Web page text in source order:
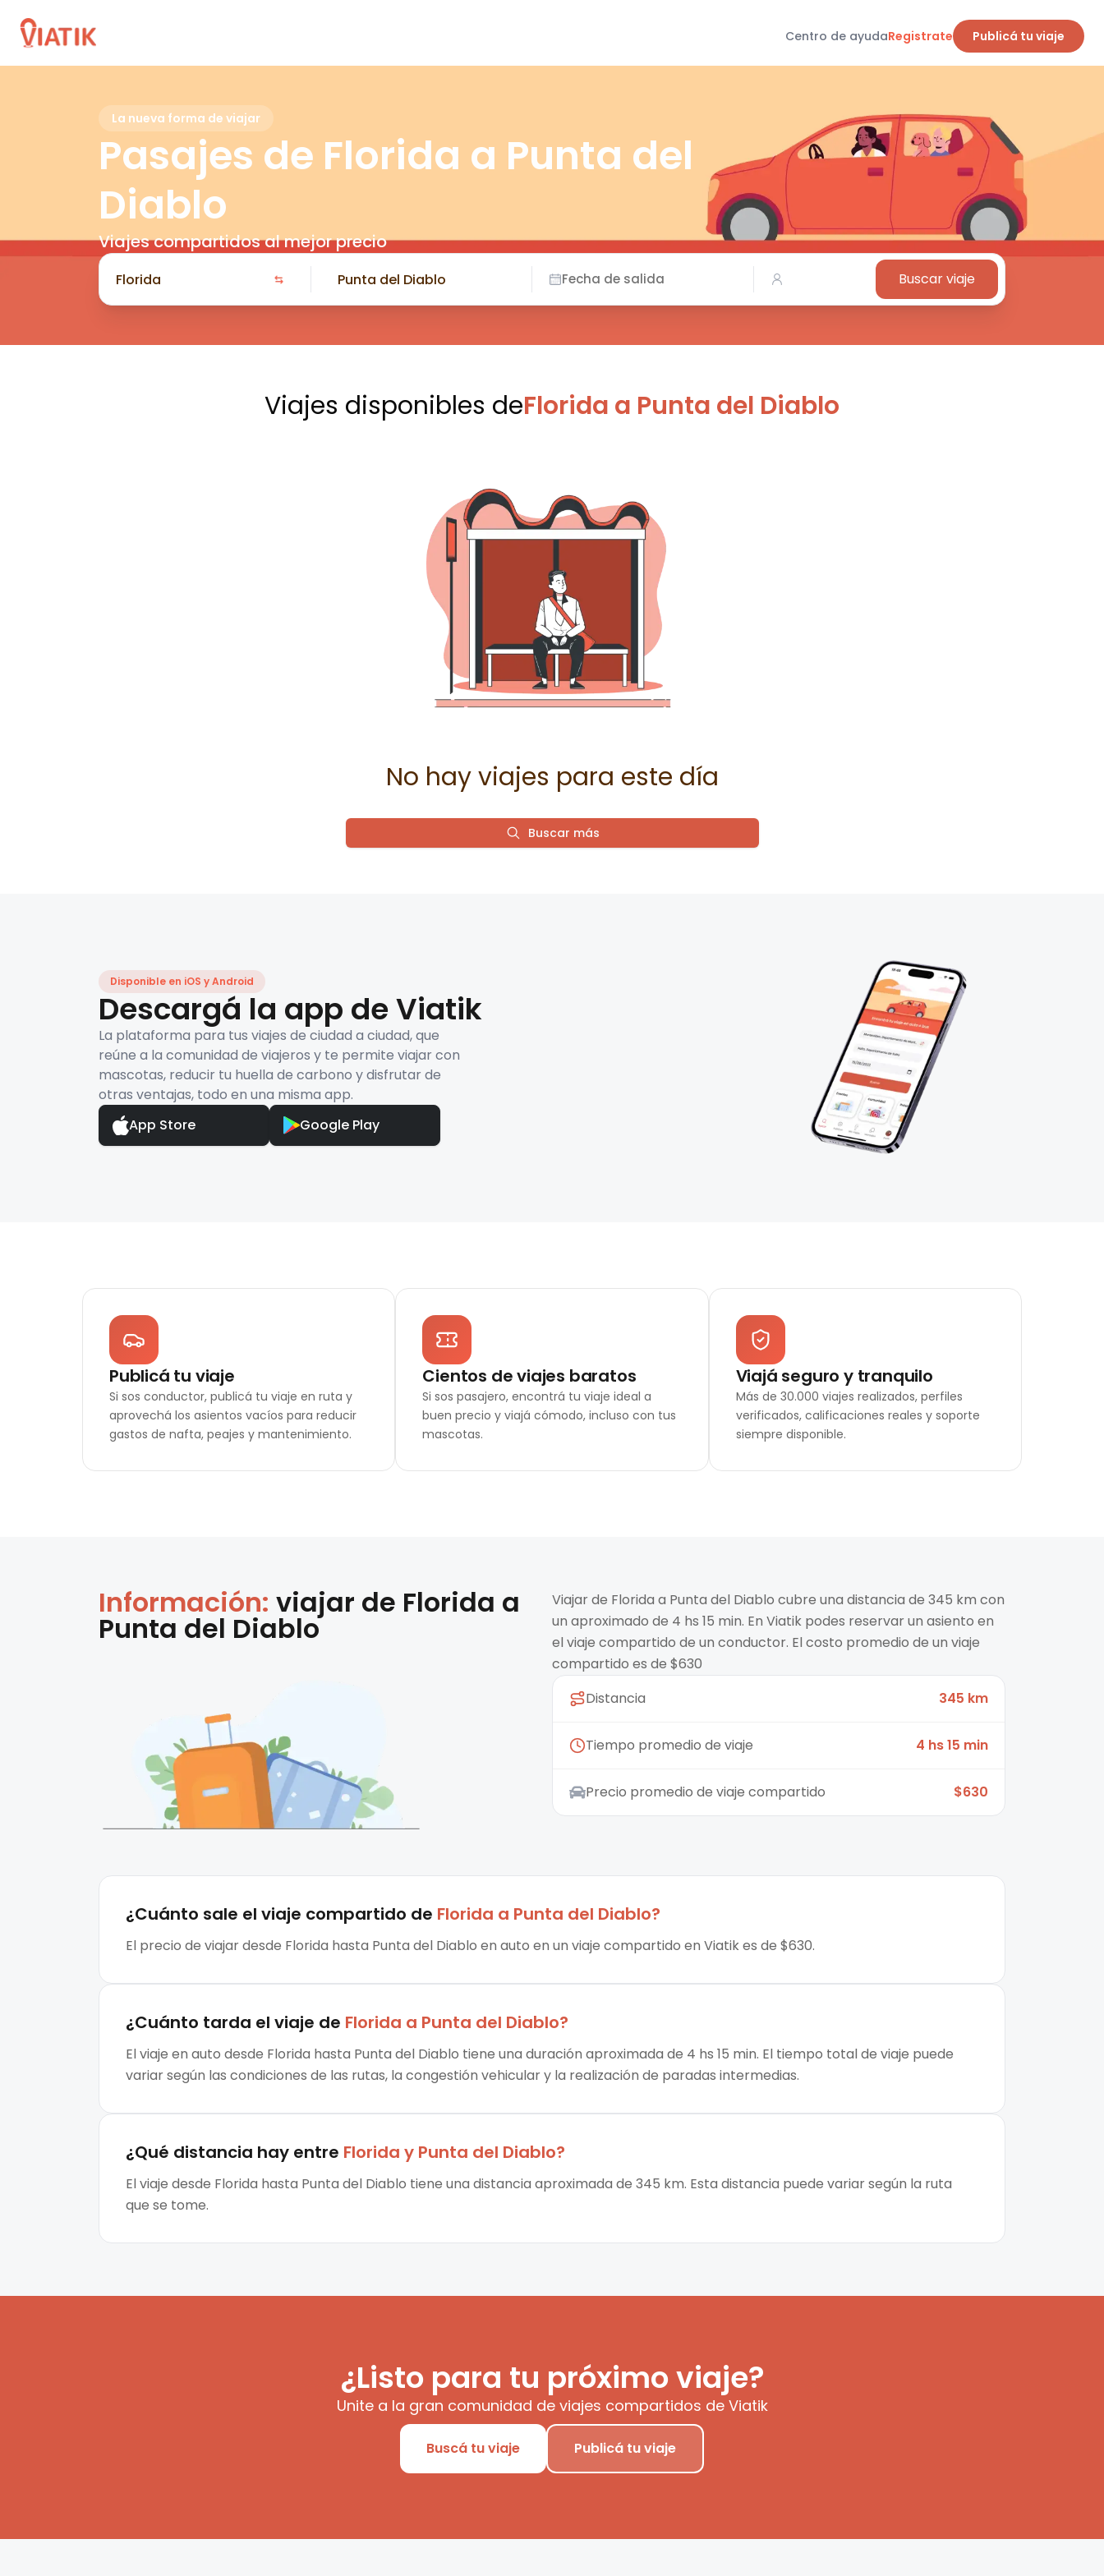
Centro de ayudaRegistrate Publicá tu viaje
La nueva forma de viajar
Pasajes de Florida a Punta del
Diablo
Viajes compartidos al mejor precio
Fecha de salida Buscar viaje
Viajes disponibles deFlorida a Punta del Diablo
No hay viajes para este día
Buscar más
Disponible en iOS y Android
Descargá la app de Viatik
La plataforma para tus viajes de ciudad a ciudad, que
reúne a la comunidad de viajeros y te permite viajar con
mascotas, reducir tu huella de carbono y disfrutar de
otras ventajas, todo en una misma app.
App Store
Google Play
Publicá tu viaje
Si sos conductor, publicá tu viaje en ruta y
aprovechá los asientos vacíos para reducir
gastos de nafta, peajes y mantenimiento.
Cientos de viajes baratos
Si sos pasajero, encontrá tu viaje ideal a
buen precio y viajá cómodo, incluso con tus
mascotas.
Viajá seguro y tranquilo
Más de 30.000 viajes realizados, perfiles
verificados, calificaciones reales y soporte
siempre disponible.
Información: viajar de Florida a
Punta del Diablo
Viajar de Florida a Punta del Diablo cubre una distancia de 345 km con
un aproximado de 4 hs 15 min. En Viatik podes reservar un asiento en
el viaje compartido de un conductor. El costo promedio de un viaje
compartido es de $630
Distancia
345 km
Tiempo promedio de viaje 4 hs 15 min
Precio promedio de viaje compartido $630
¿Cuánto sale el viaje compartido de Florida a Punta del Diablo?
El precio de viajar desde Florida hasta Punta del Diablo en auto en un viaje compartido en Viatik es de $630.
¿Cuánto tarda el viaje de Florida a Punta del Diablo?
El viaje en auto desde Florida hasta Punta del Diablo tiene una duración aproximada de 4 hs 15 min. El tiempo total de viaje puede
variar según las condiciones de las rutas, la congestión vehicular y la realización de paradas intermedias.
¿Qué distancia hay entre Florida y Punta del Diablo?
El viaje desde Florida hasta Punta del Diablo tiene una distancia aproximada de 345 km. Esta distancia puede variar según la ruta
que se tome.
¿Listo para tu próximo viaje?
Unite a la gran comunidad de viajes compartidos de Viatik
Buscá tu viaje Publicá tu viaje